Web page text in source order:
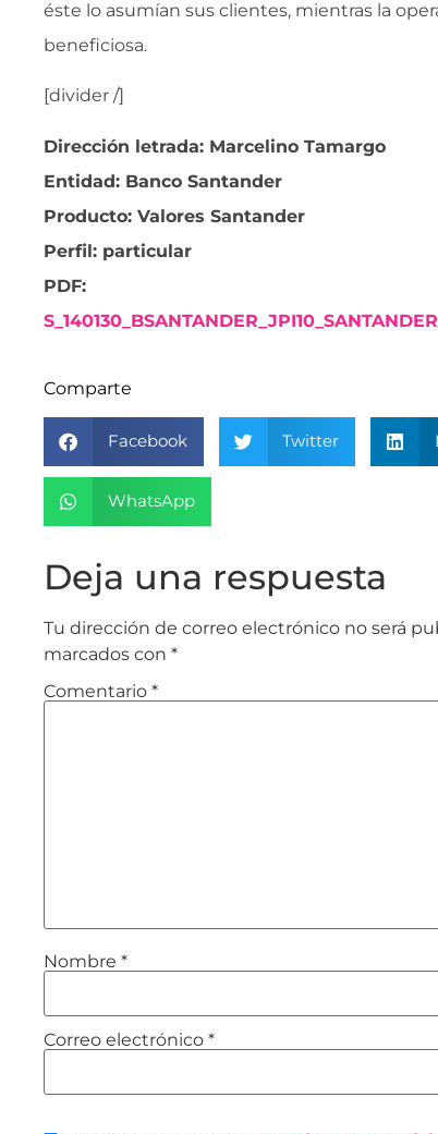
éste lo asumían sus clientes, mientras la
beneficiosa.
[divider /]
Dirección letrada: Marcelino Tamargo
Entidad: Banco Santander
Producto: Valores Santander
Perfil: particular
PDF:
Comparte
Facebook Twitter
WhatsApp
Deja una respuesta
Tu dirección de correo electrónico no será
marcados con *
Comentario *
Nombre *
Correo electrónico *